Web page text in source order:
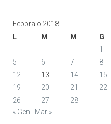
Febbraio 2018
L
M M G
1
5
6 7 8
12
13 14 15
19
20 21 22
26
27
28
« Gen
Mar »